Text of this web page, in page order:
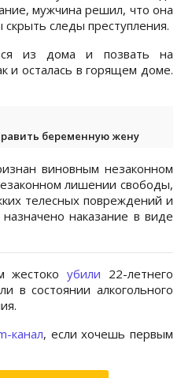
мужчина решил, что она
следы преступления.
из дома и позвать на
и осталась в горящем доме.
беременную жену
виновным незаконном
лишении свободы,
телесных повреждений и
наказание в виде
жестокоубили 22-летнего
в состоянии алкогольного
канал, если хочешь первым